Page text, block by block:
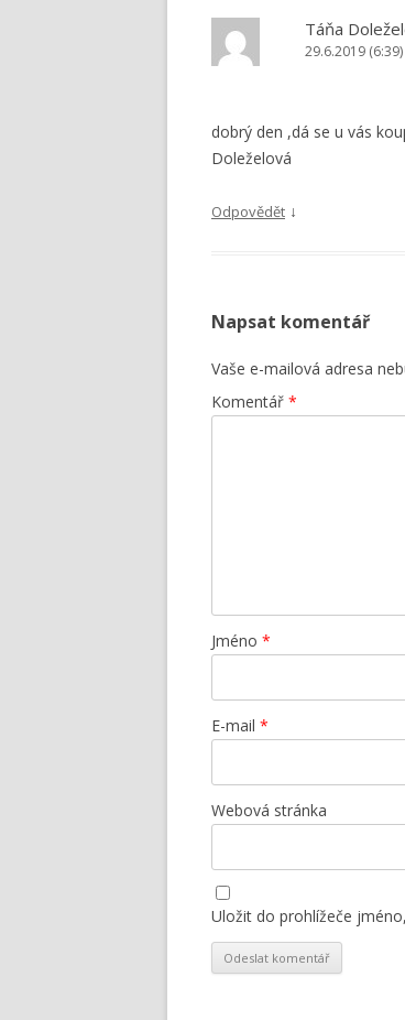
Táňa
29.6.2019 (6:39)
dobrý den ,dá se u vás
Doleželová
Odpovědět ↓
Napsat komentář
Vaše e-mailová adresa
Komentář *
Jméno *
E-mail *
Webová stránka
Uložit do prohlížeče